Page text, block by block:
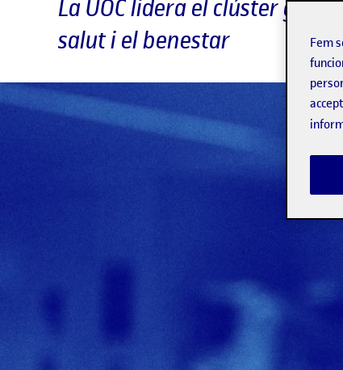
La UOC lidera el clúster
salut i el benestar
Fem